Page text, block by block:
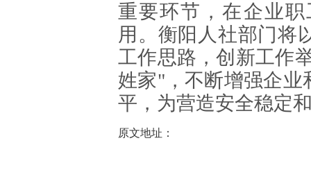
重要环节，在企业
用。衡阳人社部门将
工作思路，创新工作
姓家"，不断增强企业
平，为营造安全稳定
原文地址：